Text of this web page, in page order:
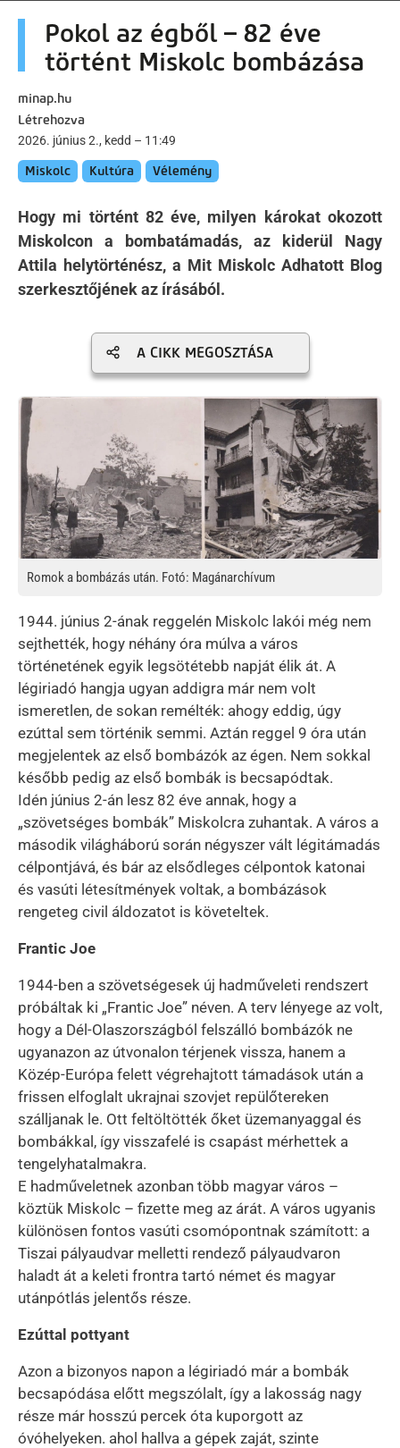
Pokol az égből – 82 éve
történt Miskolc bombázása
minap.hu
Létrehozva
2026. június 2., kedd – 11:49
Miskolc Kultúra Vélemény
Hogy mi történt 82 éve, milyen károkat okozott
Miskolcon a bombatámadás, az kiderül Nagy
Attila helytörténész, a Mit Miskolc Adhatott Blog
szerkesztőjének az írásából.
A CIKK MEGOSZTÁSA
Kép
Romok a bombázás után. Fotó: Magánarchívum
1944. június 2-ának reggelén Miskolc lakói még nem
sejthették, hogy néhány óra múlva a város
történetének egyik legsötétebb napját élik át. A
légiriadó hangja ugyan addigra már nem volt
ismeretlen, de sokan remélték: ahogy eddig, úgy
ezúttal sem történik semmi. Aztán reggel 9 óra után
megjelentek az első bombázók az égen. Nem sokkal
később pedig az első bombák is becsapódtak.
Idén június 2-án lesz 82 éve annak, hogy a
„szövetséges bombák” Miskolcra zuhantak. A város a
második világháború során négyszer vált légitámadás
célpontjává, és bár az elsődleges célpontok katonai
és vasúti létesítmények voltak, a bombázások
rengeteg civil áldozatot is követeltek.
Frantic Joe
1944-ben a szövetségesek új hadműveleti rendszert
próbáltak ki „Frantic Joe” néven. A terv lényege az volt,
hogy a Dél-Olaszországból felszálló bombázók ne
ugyanazon az útvonalon térjenek vissza, hanem a
Közép-Európa felett végrehajtott támadások után a
frissen elfoglalt ukrajnai szovjet repülőtereken
szálljanak le. Ott feltöltötték őket üzemanyaggal és
bombákkal, így visszafelé is csapást mérhettek a
tengelyhatalmakra.
E hadműveletnek azonban több magyar város –
köztük Miskolc – fizette meg az árát. A város ugyanis
különösen fontos vasúti csomópontnak számított: a
Tiszai pályaudvar melletti rendező pályaudvaron
haladt át a keleti frontra tartó német és magyar
utánpótlás jelentős része.
Ezúttal pottyant
Azon a bizonyos napon a légiriadó már a bombák
becsapódása előtt megszólalt, így a lakosság nagy
része már hosszú percek óta kuporgott az
óvóhelyeken. ahol hallva a gépek zaját, szinte